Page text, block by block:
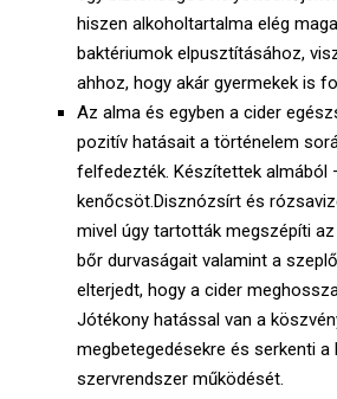
hiszen alkoholtartalma elég
baktériumok elpusztításához,
ahhoz, hogy akár gyermekek is
Az alma és egyben a cider
pozitív hatásait a történelem
felfedezték. Készítettek almából
kenőcsöt.Disznózsírt és
mivel úgy tartották megszépíti
bőr durvaságait valamint a
elterjedt, hogy a cider
Jótékony hatással van a
megbetegedésekre és serkenti a
szervrendszer működését.